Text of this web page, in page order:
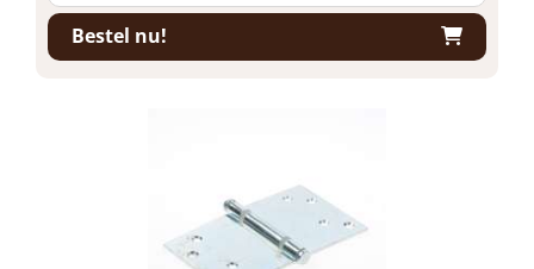
Bestel nu!